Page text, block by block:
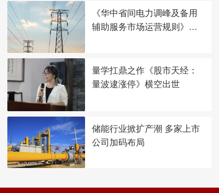
《华中省间电力调峰及备用
辅助服务市场运营规则》发
量学扛鼎之作《股市天经：
量波逮涨停》横空出世
储能行业掀扩产潮 多家上市
公司加码布局